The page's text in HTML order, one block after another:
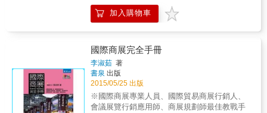
有自信，就很難獲得他的信任。倒不如先簡短
說明，再補充回答，展現你的誠意。
循，又要被拒絕了啊！&hellip;&hellip;」這些問
品在商店貨架上鬱鬱寡歡，始終與客戶手中的
購物籃無緣，最終落得被趕下貨架、掃地退貨
人，有人頭湧動、生意興隆的商店，也有了門
可羅雀、生意慘澹的商店。 本書就是專門針對
顧客所購買物品（也稱做購物籃）加以分析，
瞭解商品為何暢銷？顧客為何購買？這是一本
關於商品購物籃分析的專業工具書。 怎樣做才
能讓顧客購買自己的商品呢？每一位正從事著
加入購物車
國際商展完全手冊
李淑茹 著
書泉 出版
2015/05/25 出版
※國際商展專業人員、國際貿易商展行銷人、
會議展覽行銷應用師、商展規劃師最佳教戰手